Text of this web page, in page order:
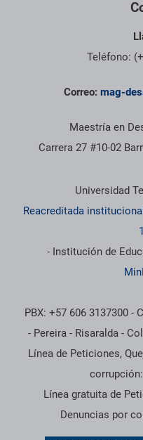
Teléfono:
Correo: mag-
Maestría en
Carrera 27 #10-02
Información
Universidad
Reacreditada
- Institución de
PBX: +57 606 3137300 -
- Pereira - Risaralda -
Línea de Peticiones,
Línea gratuita de
Denuncias por